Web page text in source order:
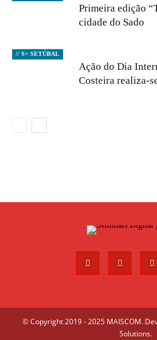
Primeira edição
cidade do Sado
// S+ SETÚBAL
Ação do Dia
Costeira realiza-
© Copyright 2019 - 2025 MAISCOM.
Solutions.